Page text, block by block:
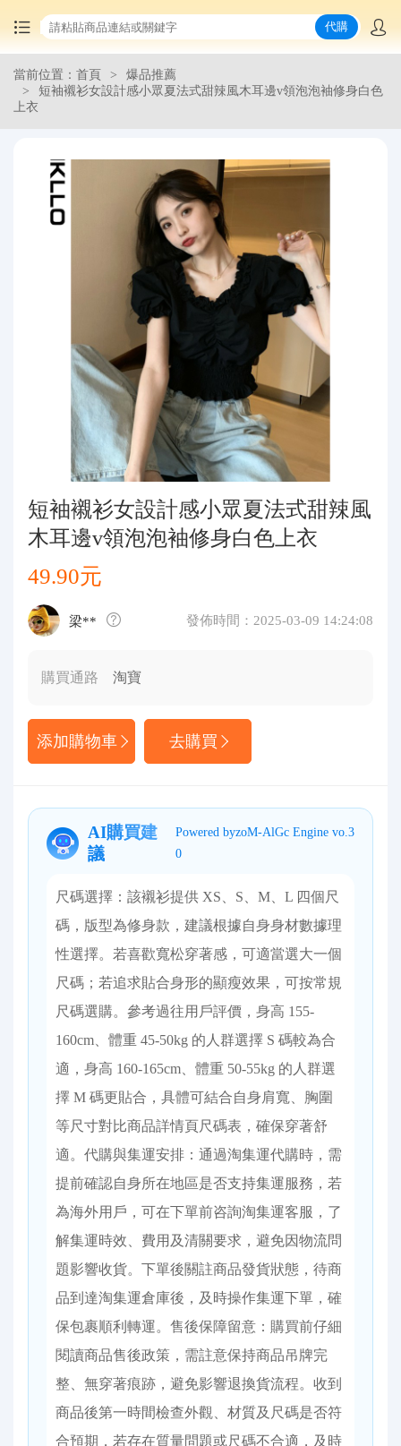
首頁
集運服務
爆品推薦
物流資訊
代購問答
關於我們
代購
當前位置：首頁
爆品推薦
短袖襯衫女設計感小眾夏法式甜辣風木耳邊v領泡泡袖修身白色
上衣
短袖襯衫女設計感小眾夏法式甜辣風
木耳邊v領泡泡袖修身白色上衣
49.90元
梁** 發佈時間：2025-03-09 14:24:08
購買通路 淘寶
添加購物車 去購買
AI購買建
議
Powered byzoM-AlGc Engine vo.3
0
尺碼選擇：該襯衫提供 XS、S、M、L 四個尺
碼，版型為修身款，建議根據自身身材數據理
性選擇。若喜歡寬松穿著感，可適當選大一個
尺碼；若追求貼合身形的顯瘦效果，可按常規
尺碼選購。參考過往用戶評價，身高 155-
160cm、體重 45-50kg 的人群選擇 S 碼較為合
適，身高 160-165cm、體重 50-55kg 的人群選
擇 M 碼更貼合，具體可結合自身肩寬、胸圍
等尺寸對比商品詳情頁尺碼表，確保穿著舒
適。​ 代購與集運安排：通過淘集運代購時，需
提前確認自身所在地區是否支持集運服務，若
為海外用戶，可在下單前咨詢淘集運客服，了
解集運時效、費用及清關要求，避免因物流問
題影響收貨。下單後關註商品發貨狀態，待商
品到達淘集運倉庫後，及時操作集運下單，確
保包裹順利轉運。​ 售後保障留意：購買前仔細
閱讀商品售後政策，需註意保持商品吊牌完
整、無穿著痕跡，避免影響退換貨流程。收到
商品後第一時間檢查外觀、材質及尺碼是否符
合預期，若存在質量問題或尺碼不合適，及時